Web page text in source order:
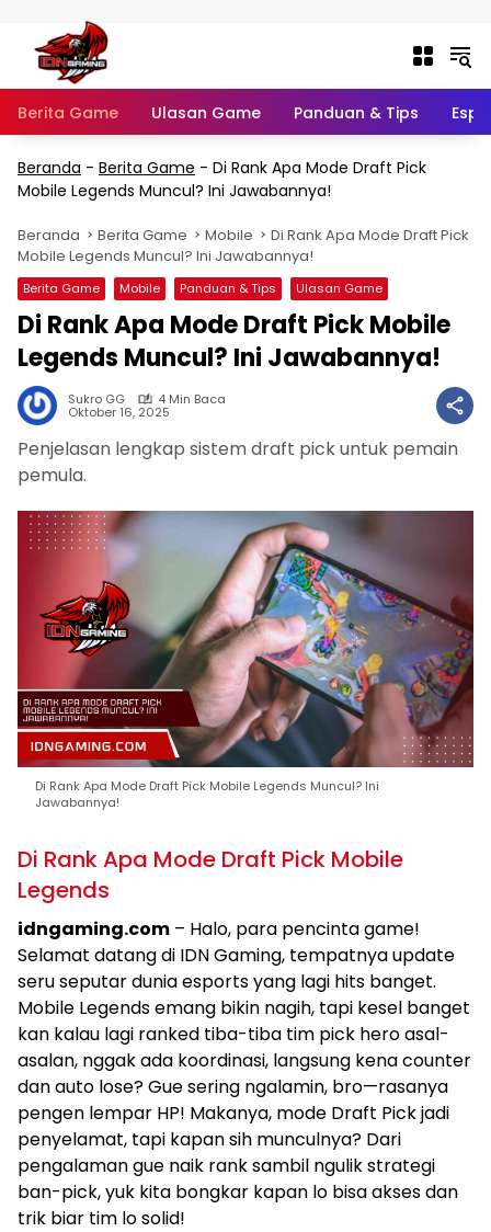
Berita Game Ulasan Game Panduan & Tips
Beranda - Berita Game - Di Rank Apa Mode Draft Pick
Mobile Legends Muncul? Ini Jawabannya!
Beranda Berita Game Mobile
Di Rank Apa Mode Draft Pick
Mobile Legends Muncul? Ini Jawabannya!
Berita Game Mobile Panduan & Tips Ulasan Game
Di Rank Apa Mode Draft Pick Mobile
Legends Muncul? Ini Jawabannya!
Sukro GG 4 Min Baca
Oktober 16, 2025
Penjelasan lengkap sistem draft pick untuk pemain
pemula.
Di Rank Apa Mode Draft Pick Mobile Legends Muncul? Ini
Jawabannya!
Di Rank Apa Mode Draft Pick Mobile
Legends
idngaming.com – Halo, para pencinta game!
Selamat datang di IDN Gaming, tempatnya update
seru seputar dunia esports yang lagi hits banget.
Mobile Legends emang bikin nagih, tapi kesel banget
kan kalau lagi ranked tiba-tiba tim pick hero asal-
asalan, nggak ada koordinasi, langsung kena counter
dan auto lose? Gue sering ngalamin, bro—rasanya
pengen lempar HP! Makanya, mode Draft Pick jadi
penyelamat, tapi kapan sih munculnya? Dari
pengalaman gue naik rank sambil ngulik strategi
ban-pick, yuk kita bongkar kapan lo bisa akses dan
trik biar tim lo solid!